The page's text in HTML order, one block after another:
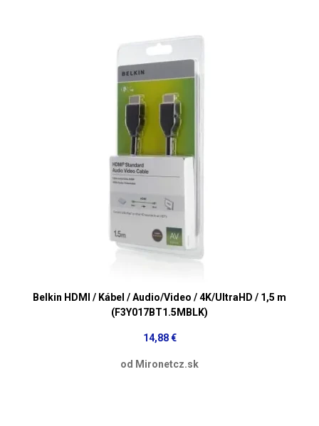
Belkin HDMI / Kábel / Audio/Video / 4K/UltraHD / 1,5 m
(F3Y017BT1.5MBLK)
14,88 €
od Mironetcz.sk